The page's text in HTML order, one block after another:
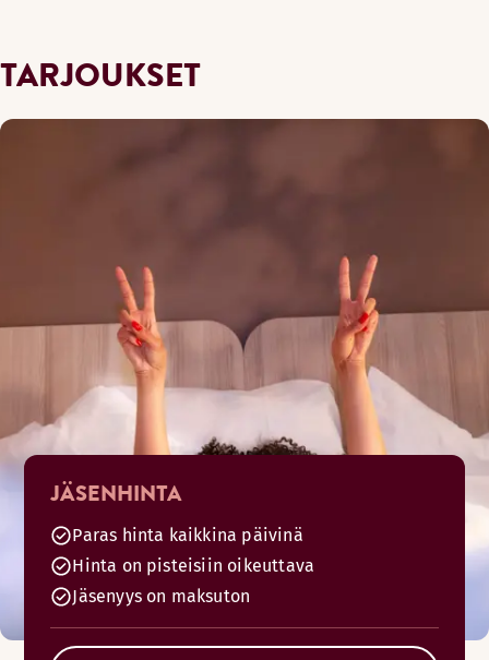
TARJOUKSET
JÄSENHINTA
Paras hinta kaikkina päivinä
Hinta on pisteisiin oikeuttava
Jäsenyys on maksuton